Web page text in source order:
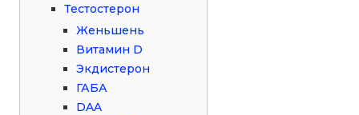
Тестостерон
Женьшень
Витамин D
Экдистерон
ГАБА
DAA